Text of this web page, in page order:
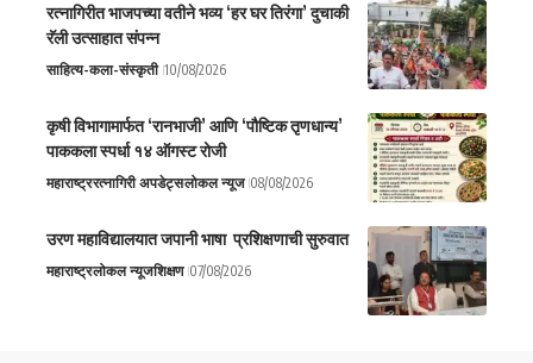
रत्नागिरीत भाजपच्या वतीने भव्य ‘हर घर तिरंगा’ दुचाकी
रॅली उत्साहात संपन्न
साहित्य-कला-संस्कृती 10/08/2026
कृषी विभागामार्फत ‘रानभाजी’ आणि ‘पौष्टिक तृणधान्य’
पाककला स्पर्धा १४ ऑगस्ट रोजी
महाराष्ट्ररत्नागिरी अपडेट्सलोकल न्यूज 08/08/2026
उरण महाविद्यालयात जपानी भाषा प्रशिक्षणाची सुरुवात
महाराष्ट्रलोकल न्यूजशिक्षण 07/08/2026